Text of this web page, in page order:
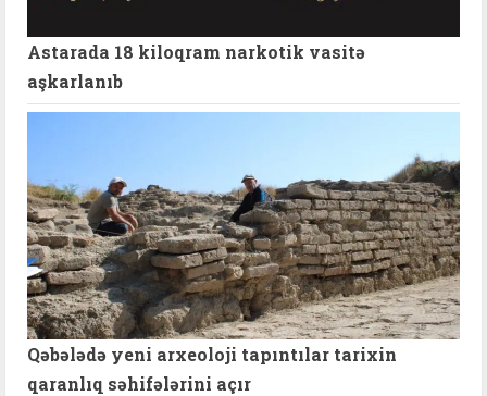
Astarada 18 kiloqram narkotik vasitə
aşkarlanıb
Qəbələdə yeni arxeoloji tapıntılar tarixin
qaranlıq səhifələrini açır